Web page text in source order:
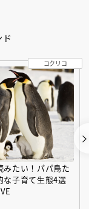
みたい！パパ鳥た
な子育て生態4選
コクリコ